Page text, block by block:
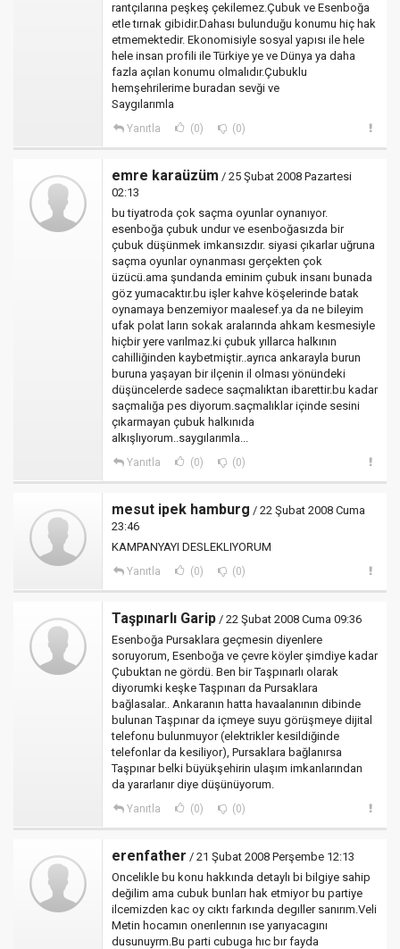
rantçılarına peşkeş çekilemez.Çubuk ve Esenboğa
etle tırnak gibidir.Dahası bulunduğu konumu hiç hak
etmemektedir. Ekonomisiyle sosyal yapısı ile hele
hele insan profili ile Türkiye ye ve Dünya ya daha
fazla açılan konumu olmalıdır.Çubuklu
hemşehrilerime buradan sevği ve
Saygılarımla
Yanıtla (0) (0)
emre karaüzüm / 25 Şubat 2008 Pazartesi
02:13
bu tiyatroda çok saçma oyunlar oynanıyor.
esenboğa çubuk undur ve esenboğasızda bir
çubuk düşünmek imkansızdır. siyasi çıkarlar uğruna
saçma oyunlar oynanması gerçekten çok
üzücü.ama şundanda eminim çubuk insanı bunada
göz yumacaktır.bu işler kahve köşelerinde batak
oynamaya benzemiyor maalesef.ya da ne bileyim
ufak polat ların sokak aralarında ahkam kesmesiyle
hiçbir yere varılmaz.ki çubuk yıllarca halkının
cahilliğinden kaybetmiştir..ayrıca ankarayla burun
buruna yaşayan bir ilçenin il olması yönündeki
düşüncelerde sadece saçmalıktan ibarettir.bu kadar
saçmalığa pes diyorum.saçmalıklar içinde sesini
çıkarmayan çubuk halkınıda
alkışlıyorum..saygılarımla...
Yanıtla (0) (0)
mesut ipek hamburg / 22 Şubat 2008 Cuma
23:46
KAMPANYAYI DESLEKLIYORUM
Yanıtla (0) (0)
Taşpınarlı Garip / 22 Şubat 2008 Cuma 09:36
Esenboğa Pursaklara geçmesin diyenlere
soruyorum, Esenboğa ve çevre köyler şimdiye kadar
Çubuktan ne gördü. Ben bir Taşpınarlı olarak
diyorumki keşke Taşpınarı da Pursaklara
bağlasalar.. Ankaranın hatta havaalanının dibinde
bulunan Taşpınar da içmeye suyu görüşmeye dijital
telefonu bulunmuyor (elektrikler kesildiğinde
telefonlar da kesiliyor), Pursaklara bağlanırsa
Taşpınar belki büyükşehirin ulaşım imkanlarından
da yararlanır diye düşünüyorum.
Yanıtla (0) (0)
erenfather / 21 Şubat 2008 Perşembe 12:13
Oncelikle bu konu hakkında detaylı bi bilgiye sahip
değilim ama cubuk bunları hak etmiyor bu partiye
ilcemizden kac oy cıktı farkında degıller sanırım.Veli
Metin hocamın onerılerının ıse yarıyacagını
dusunuyrm.Bu parti cubuga hıc bır fayda